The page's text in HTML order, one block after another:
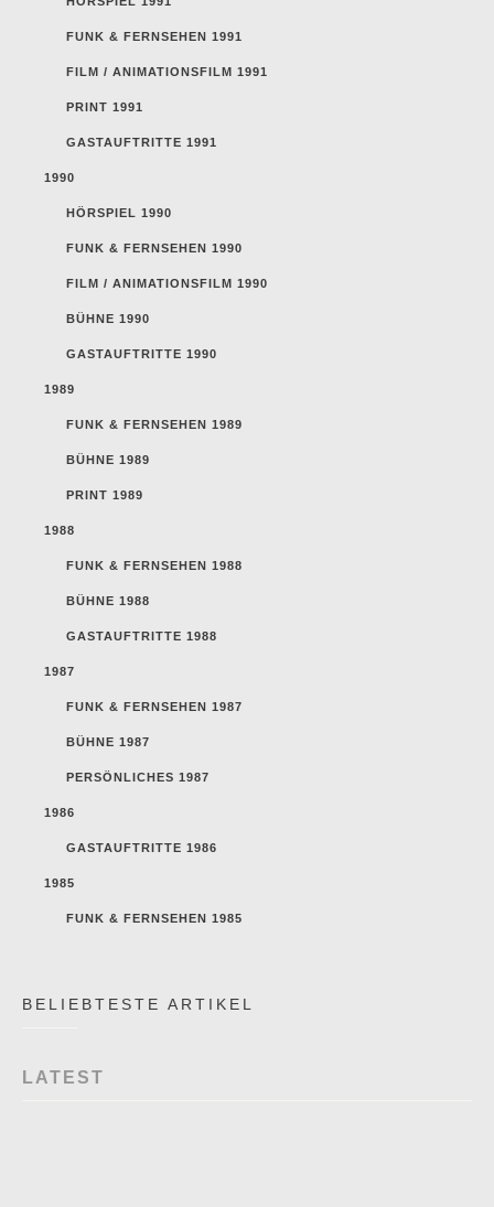
FUNK & FERNSEHEN 1991
FILM / ANIMATIONSFILM 1991
PRINT 1991
GASTAUFTRITTE 1991
1990
HÖRSPIEL 1990
FUNK & FERNSEHEN 1990
FILM / ANIMATIONSFILM 1990
BÜHNE 1990
GASTAUFTRITTE 1990
1989
FUNK & FERNSEHEN 1989
BÜHNE 1989
PRINT 1989
1988
FUNK & FERNSEHEN 1988
BÜHNE 1988
GASTAUFTRITTE 1988
1987
FUNK & FERNSEHEN 1987
BÜHNE 1987
PERSÖNLICHES 1987
1986
GASTAUFTRITTE 1986
1985
FUNK & FERNSEHEN 1985
BELIEBTESTE ARTIKEL
LATEST